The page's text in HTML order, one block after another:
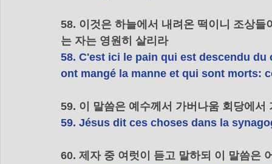
58. 이것은 하늘에서 내려온 떡이니 조상
는 자는 영원히 살리라
58. C'est ici le pain qui est descendu
ont mangé la manne et qui sont morts:
59. 이 말씀은 예수께서 가버나움 회당에서
59. Jésus dit ces choses dans la
60. 제자 중 여럿이 듣고 말하되 이 말씀은